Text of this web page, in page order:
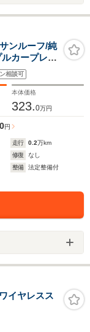
ンルーフ/純
カープレイ/
ター/アダプ
/ハンドルヒ
相談可
本体価格
323.0万円
円
走行 0.2万km
修復
なし
整備
法定整備付
ヤレスス